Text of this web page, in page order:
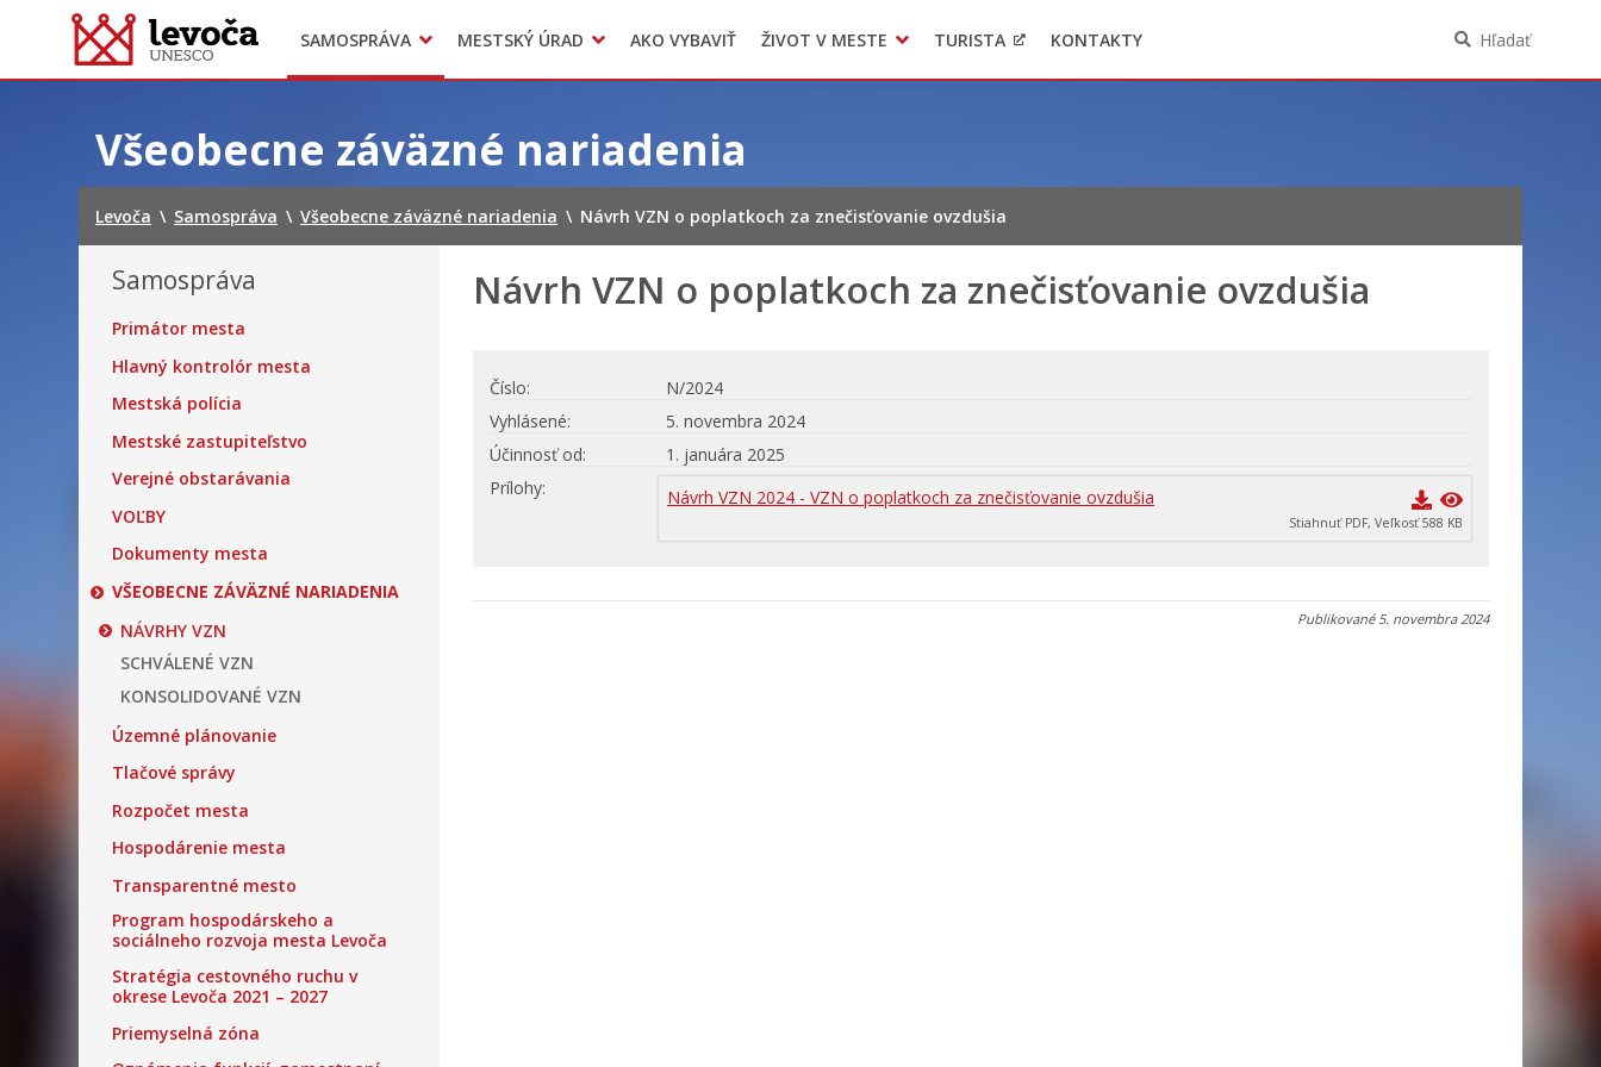
SAMOSPRÁVA
Dokumenty mesta
Transparentné mesto
majetkových pomerov verejného funkcionára
MESTSKÝ ÚRAD
Projekty
Voľba hlavného kontrolóra mesta Levoča
AKO VYBAVIŤ ŽIVOT V MESTE
Doprava
LIMKA
TURISTA KONTAKTY Hľadať
Všeobecne záväzné nariadenia
Levoča \ Samospráva \ Všeobecne záväzné nariadenia \ Návrh VZN o poplatkoch za znečisťovanie ovzdušia
Samospráva
Primátor mesta
Hlavný kontrolór mesta
Mestská polícia
Mestské zastupiteľstvo
Verejné obstarávania
VOĽBY
Dokumenty mesta
VŠEOBECNE ZÁVÄZNÉ NARIADENIA
NÁVRHY VZN
SCHVÁLENÉ VZN
KONSOLIDOVANÉ VZN
Územné plánovanie
Tlačové správy
Rozpočet mesta
Hospodárenie mesta
Transparentné mesto
Program hospodárskeho a
sociálneho rozvoja mesta Levoča
Stratégia cestovného ruchu v
okrese Levoča 2021 – 2027
Priemyselná zóna
Návrh VZN o poplatkoch za znečisťovanie ovzdušia
Číslo
N/2024
Vyhlásené
5. novembra 2024
Účinnosť od
1. januára 2025
Prílohy
Návrh VZN 2024 - VZN o poplatkoch za znečisťovanie ovzdušia
Stiahnuť PDF, Veľkosť 588 KB
Publikované 5. novembra 2024